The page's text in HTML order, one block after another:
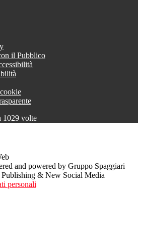
il Pubblico
1029 volte
and powered by Gruppo Spaggiari
& New Social Media
personali